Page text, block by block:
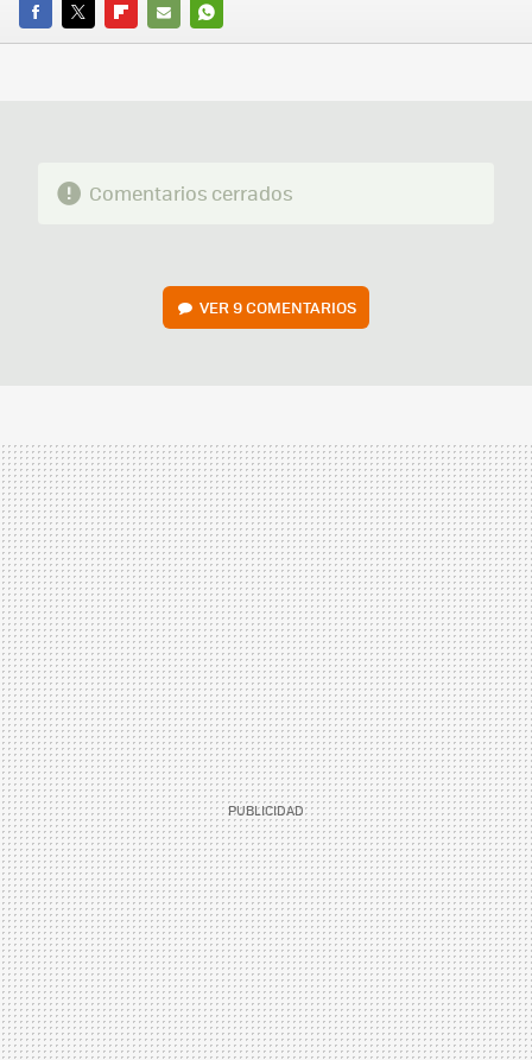
FACEBOOK
TWITTERFLIPBOARD
E-
WHATSAPP
Comentarios cerrados
VER9 COMENTARIOS